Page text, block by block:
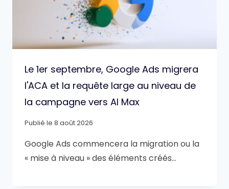
Le 1er septembre, Google Ads migrera
l'ACA et la requête large au niveau de
la campagne vers AI Max
Publié le 8 août 2026
Google Ads commencera la migration ou la
« mise à niveau » des éléments créés…